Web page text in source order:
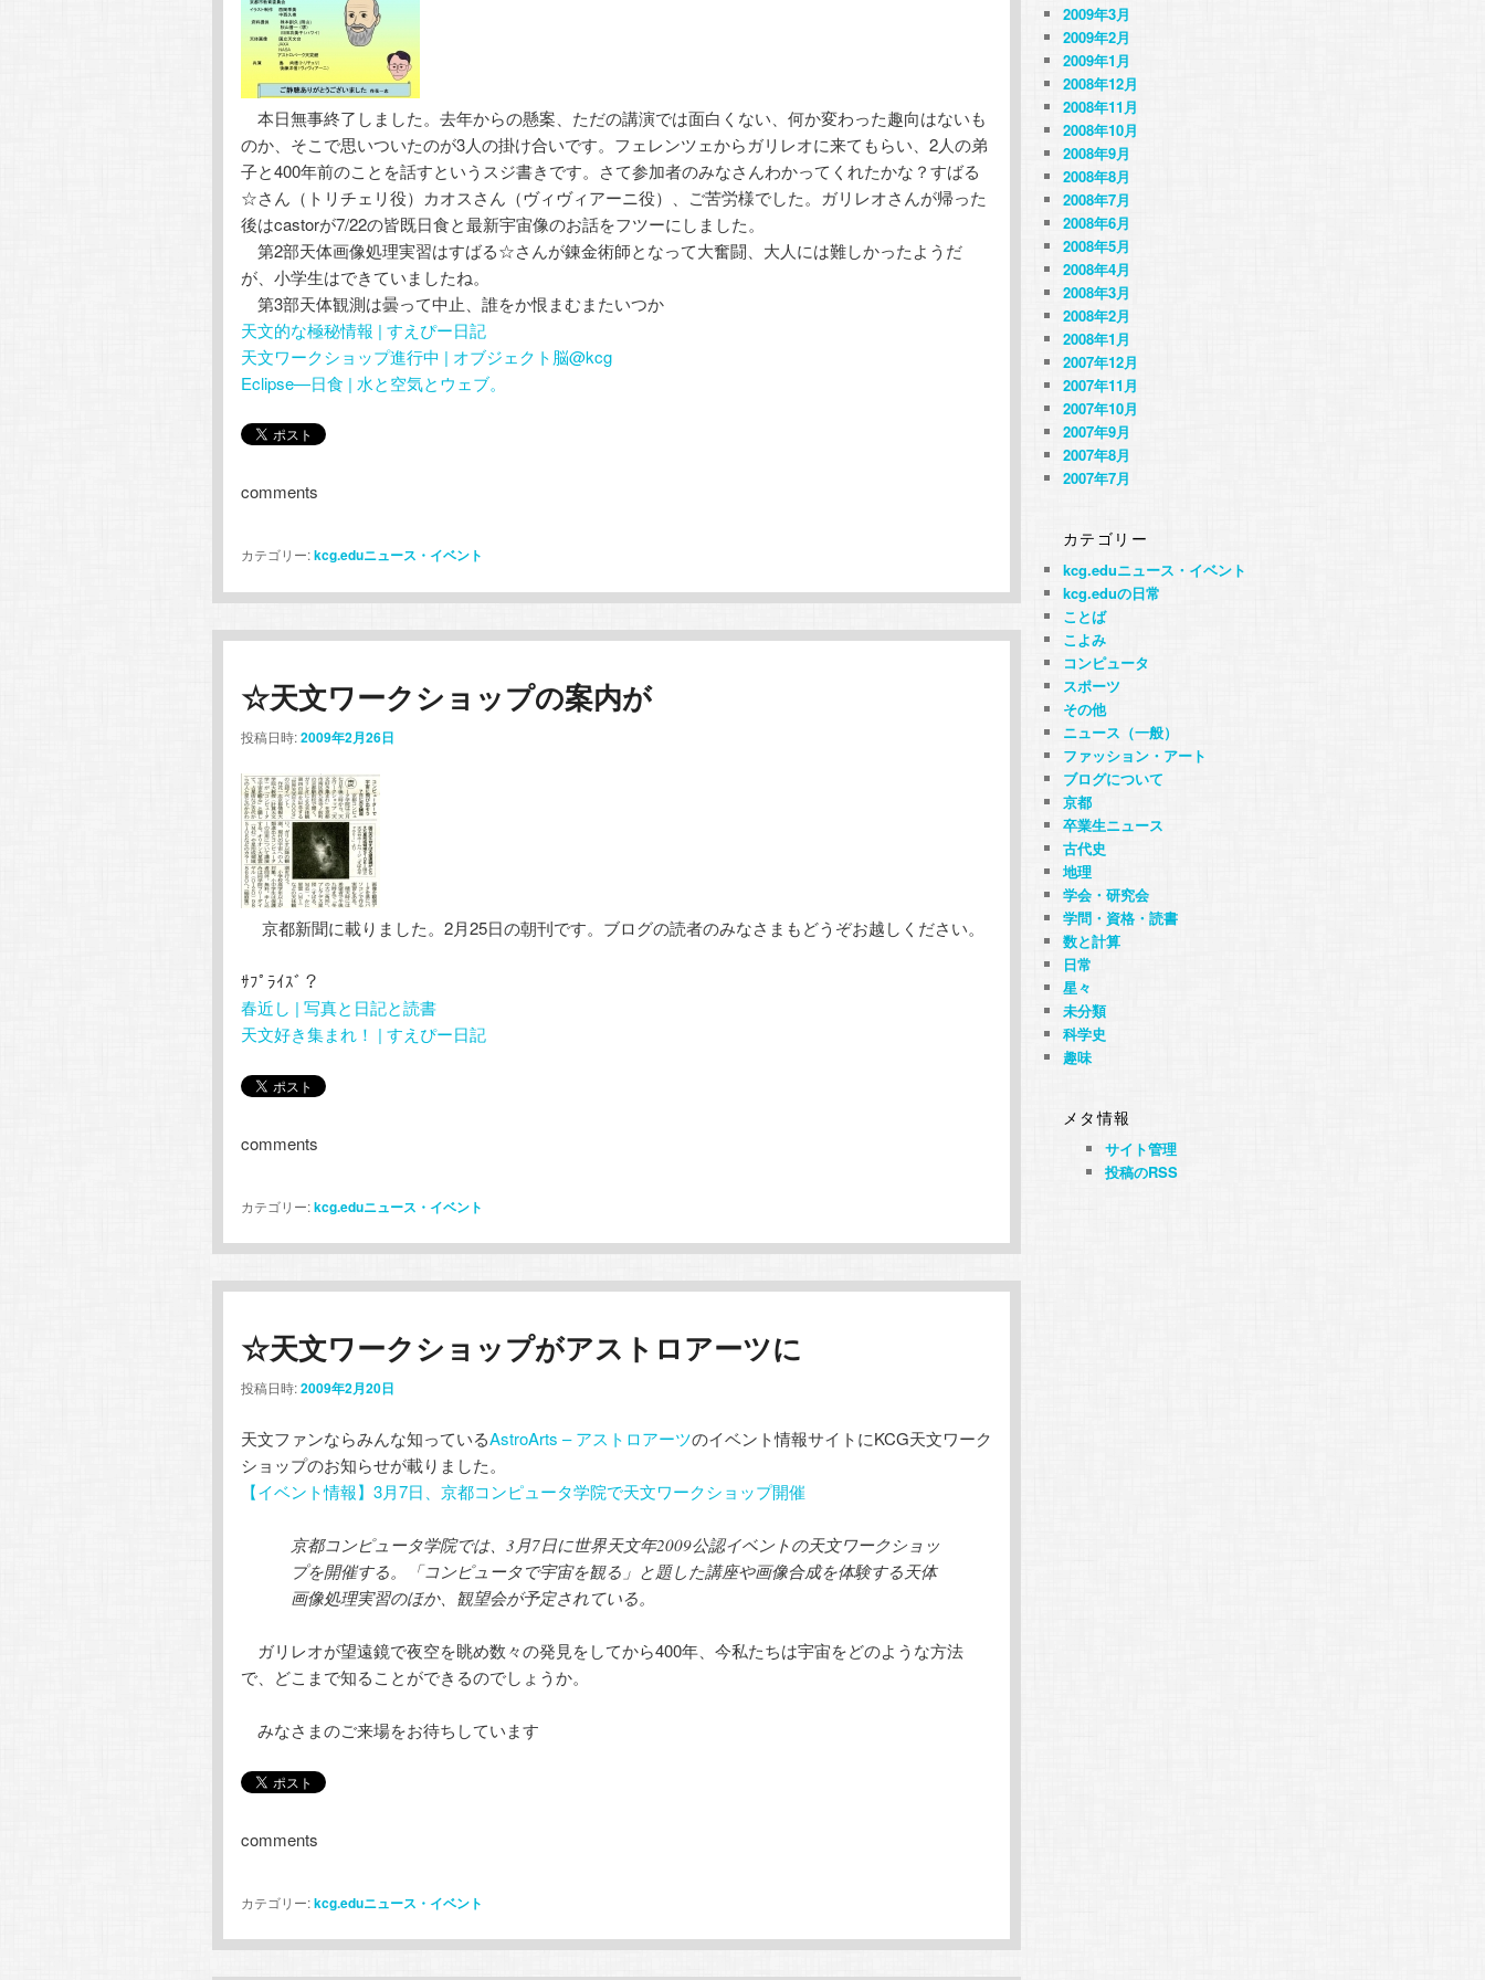
本日無事終了しました。去年からの懸案、ただの講演では面白くない、何か変わった趣向はないも
のか、そこで思いついたのが3人の掛け合いです。フェレンツェからガリレオに来てもらい、2人の弟
子と400年前のことを話すというスジ書きです。さて参加者のみなさんわかってくれたかな？すばる
☆さん（トリチェリ役）カオスさん（ヴィヴィアーニ役）、ご苦労様でした。ガリレオさんが帰った
後はcastorが7/22の皆既日食と最新宇宙像のお話をフツーにしました。
第2部天体画像処理実習はすばる☆さんが錬金術師となって大奮闘、大人には難しかったようだ
が、小学生はできていましたね。
第3部天体観測は曇って中止、誰をか恨まむまたいつか
天文的な極秘情報 | すえぴー日記
天文ワークショップ進行中 | オブジェクト脳@kcg
Eclipse―日食 | 水と空気とウェブ。
comments
カテゴリー:kcg.eduニュース・イベント
☆天文ワークショップの案内が
投稿日時:2009年2月26日
京都新聞に載りました。2月25日の朝刊です。ブログの読者のみなさまもどうぞお越しください。
ｻﾌﾟﾗｲｽﾞ？
春近し | 写真と日記と読書
天文好き集まれ！ | すえぴー日記
comments
カテゴリー:kcg.eduニュース・イベント
☆天文ワークショップがアストロアーツに
投稿日時:2009年2月20日
天文ファンならみんな知っているAstroArts – アストロアーツのイベント情報サイトにKCG天文ワーク
ショップのお知らせが載りました。
【イベント情報】3月7日、京都コンピュータ学院で天文ワークショップ開催
京都コンピュータ学院では、3月7日に世界天文年2009公認イベントの天文ワークショッ
プを開催する。「コンピュータで宇宙を観る」と題した講座や画像合成を体験する天体
画像処理実習のほか、観望会が予定されている。
ガリレオが望遠鏡で夜空を眺め数々の発見をしてから400年、今私たちは宇宙をどのような方法
で、どこまで知ることができるのでしょうか。
みなさまのご来場をお待ちしています
comments
カテゴリー:kcg.eduニュース・イベント
2009年3月
2009年2月
2009年1月
2008年12月
2008年11月
2008年10月
2008年9月
2008年8月
2008年7月
2008年6月
2008年5月
2008年4月
2008年3月
2008年2月
2008年1月
2007年12月
2007年11月
2007年10月
2007年9月
2007年8月
2007年7月
カテゴリー
kcg.eduニュース・イベント
kcg.eduの日常
ことば
こよみ
コンピュータ
スポーツ
その他
ニュース（一般）
ファッション・アート
ブログについて
京都
卒業生ニュース
古代史
地理
学会・研究会
学問・資格・読書
数と計算
日常
星々
未分類
科学史
趣味
メタ情報
サイト管理
投稿のRSS